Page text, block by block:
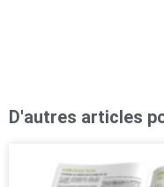
D'autres articles